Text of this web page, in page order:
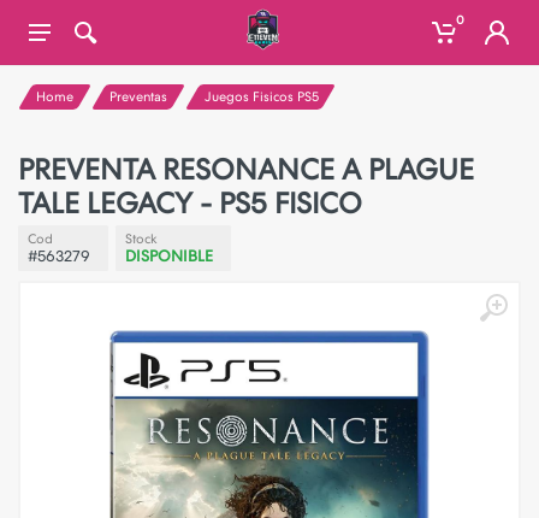
0
Home Preventas Juegos Fisicos PS5
PREVENTA RESONANCE A PLAGUE
TALE LEGACY - PS5 FISICO
Cod
#563279
Stock
DISPONIBLE